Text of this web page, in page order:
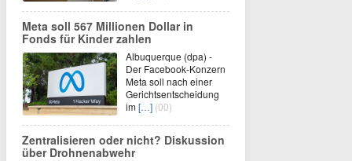
Meta soll 567 Millionen Dollar in
Fonds für Kinder zahlen
Albuquerque (dpa) -
Der Facebook-Konzern
Meta soll nach einer
Gerichtsentscheidung
im[…] (00)
Zentralisieren oder nicht? Diskussion
über Drohnenabwehr